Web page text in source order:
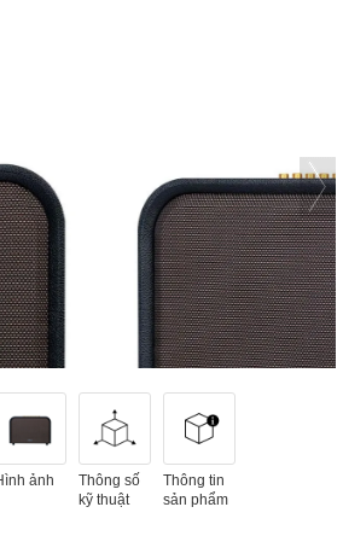
ảnh
Thông số
kỹ thuật
Thông tin
sản phẩm